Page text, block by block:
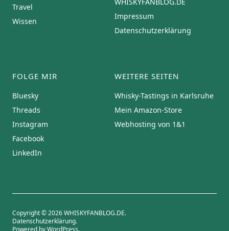
Travel
Wissen
Impressum
Datenschutzerklärung
FOLGE MIR
Bluesky
Threads
Instagram
Facebook
LinkedIn
WEITERE SEITEN
Whisky-Tastings in Karlsruhe
Mein Amazon-Store
Webhosting von 1&1
Copyright © 2026 WHISKYFANBLOG.DE
Datenschutzerklärung
Powered byWordPress